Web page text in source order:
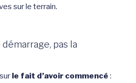
sur le terrain.
pas la
le fait d’avoir commencé :